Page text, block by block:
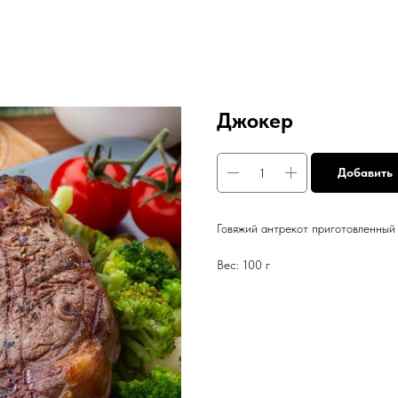
Джокер
Добавить
Говяжий антрекот
Вес: 100 г